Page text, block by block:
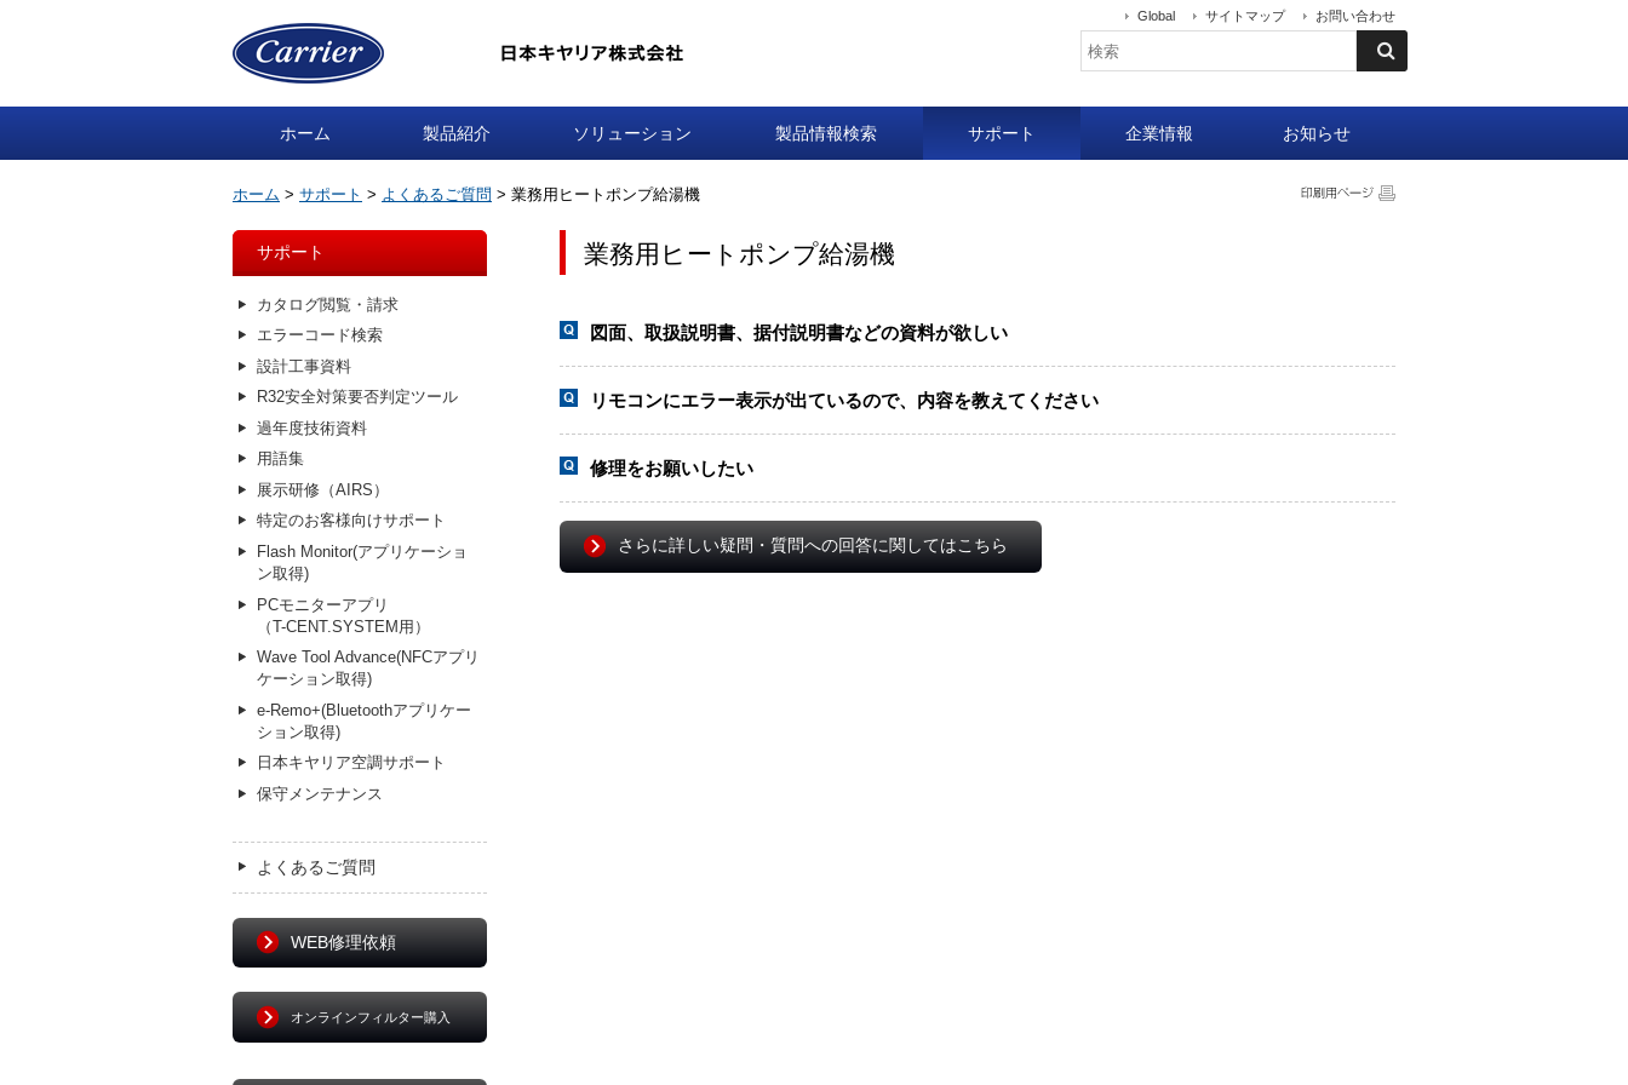
お問い合わせ
サイトマップ
Global
ホーム 製品紹介 ソリューション 製品情報検索 サポート 企業情報 お知らせ
ホーム サポート よくあるご質問 業務用ヒートポンプ給湯機
業務用ヒートポンプ給湯機
図面、取扱説明書、据付説明書などの資料が欲しい
リモコンにエラー表示が出ているので、内容を教えてください
修理をお願いしたい
さらに詳しい疑問・質問への回答に関してはこちら
サポート
カタログ閲覧・請求
エラーコード検索
設計工事資料
R32安全対策要否判定ツール
過年度技術資料
用語集
展示研修（AIRS）
特定のお客様向けサポート
Flash Monitor(アプリケーショ
ン取得)
PCモニターアプリ
（T-CENT.SYSTEM用）
Wave Tool Advance(NFCアプリ
ケーション取得)
e-Remo+(Bluetoothアプリケー
ション取得)
日本キヤリア空調サポート
保守メンテナンス
よくあるご質問
WEB修理依頼
オンラインフィルター購入